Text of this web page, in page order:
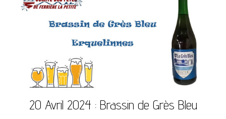
20 Avril 2024 : Brassin de Grès Bleu